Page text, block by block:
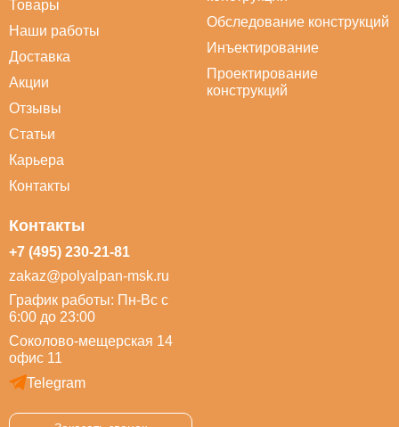
Товары
Наши работы
Доставка
Акции
Отзывы
Статьи
Карьера
Контакты
Обследование конструкций
Инъектирование
Проектирование
конструкций
Контакты
+7 (495) 230-21-81
zakaz@polyalpan-msk.ru
График работы: Пн-Вс с
6:00 до 23:00
Соколово-мещерская 14
офис 11
Telegram